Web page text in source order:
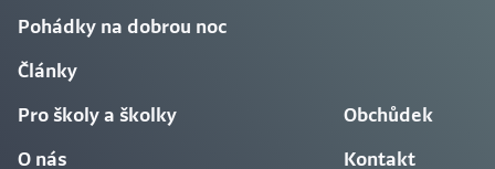
Pohádky na dobrou noc
Články
Pro školy a školky
O nás
Obchůdek
Kontakt